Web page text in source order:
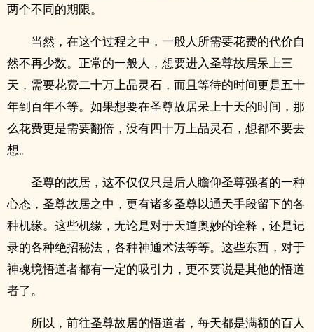
两个不同的期限。
当然，在这个过程之中，一般人所需要花费的代价自
然不再少数。正常的一般人，想要进入圣尊故居呆上三
天，需要花费二十万上品灵石，而且等待的时间更是五十
年到百年不等。如果想要在圣尊故居呆上十天的时间，那
么花费更是需要翻倍，没有四十万上品灵石，想都不要去
想。
圣尊的故居，这不仅仅只是后人瞻仰圣尊强者的一种
心态，圣尊故居之中，更有诸多圣尊以通天手段留下的各
种机缘。这些机缘，无论是对于天道奥妙的诠释，还是记
录的各种绝招秘法，各种神通术法等等。这些东西，对于
神魂境悟道者都有一定的吸引力，更不要说是其他的悟道
者了。
所以，前往圣尊故居的悟道者，每天都是满额的百人